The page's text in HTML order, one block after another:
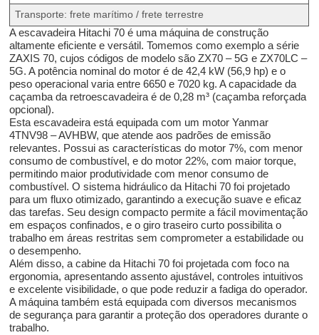
Transporte: frete marítimo / frete terrestre
A escavadeira Hitachi 70 é uma máquina de construção
altamente eficiente e versátil. Tomemos como exemplo a série
ZAXIS 70, cujos códigos de modelo são ZX70 – 5G e ZX70LC –
5G. A potência nominal do motor é de 42,4 kW (56,9 hp) e o
peso operacional varia entre 6650 e 7020 kg. A capacidade da
caçamba da retroescavadeira é de 0,28 m³ (caçamba reforçada
opcional).
Esta escavadeira está equipada com um motor Yanmar
4TNV98 – AVHBW, que atende aos padrões de emissão
relevantes. Possui as características do motor 7%, com menor
consumo de combustível, e do motor 22%, com maior torque,
permitindo maior produtividade com menor consumo de
combustível. O sistema hidráulico da Hitachi 70 foi projetado
para um fluxo otimizado, garantindo a execução suave e eficaz
das tarefas. Seu design compacto permite a fácil movimentação
em espaços confinados, e o giro traseiro curto possibilita o
trabalho em áreas restritas sem comprometer a estabilidade ou
o desempenho.
Além disso, a cabine da Hitachi 70 foi projetada com foco na
ergonomia, apresentando assento ajustável, controles intuitivos
e excelente visibilidade, o que pode reduzir a fadiga do operador.
A máquina também está equipada com diversos mecanismos
de segurança para garantir a proteção dos operadores durante o
trabalho.